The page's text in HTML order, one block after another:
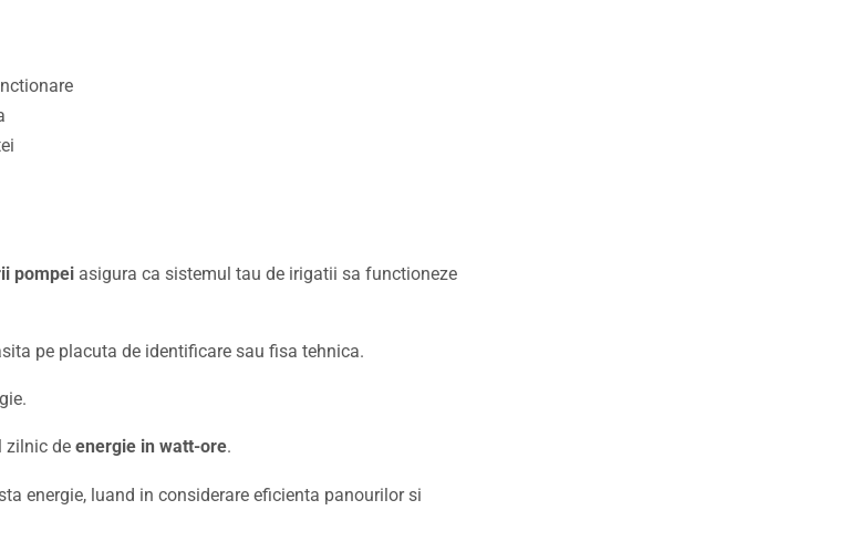
pompei asigura ca sistemul tau de irigatii sa functioneze
pe placuta de identificare sau fisa tehnica.
zilnic de energie in watt-ore.
energie, luand in considerare eficienta panourilor si